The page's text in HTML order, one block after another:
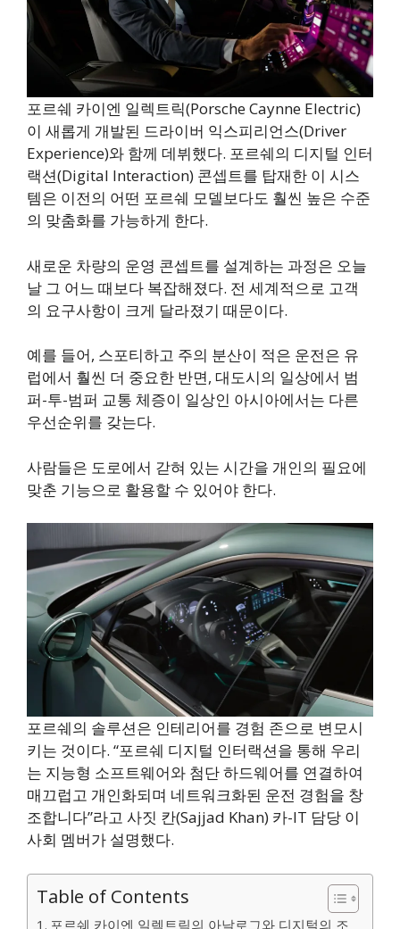
포르쉐 카이엔 일렉트릭(Porsche Caynne Electric)
이 새롭게 개발된 드라이버 익스피리언스(Driver
Experience)와 함께 데뷔했다. 포르쉐의 디지털 인터
랙션(Digital Interaction) 콘셉트를 탑재한 이 시스
템은 이전의 어떤 포르쉐 모델보다도 훨씬 높은 수준
의 맞춤화를 가능하게 한다.
새로운 차량의 운영 콘셉트를 설계하는 과정은 오늘
날 그 어느 때보다 복잡해졌다. 전 세계적으로 고객
의 요구사항이 크게 달라졌기 때문이다.
예를 들어, 스포티하고 주의 분산이 적은 운전은 유
럽에서 훨씬 더 중요한 반면, 대도시의 일상에서 범
퍼-투-범퍼 교통 체증이 일상인 아시아에서는 다른
우선순위를 갖는다.
사람들은 도로에서 갇혀 있는 시간을 개인의 필요에
맞춘 기능으로 활용할 수 있어야 한다.
포르쉐의 솔루션은 인테리어를 경험 존으로 변모시
키는 것이다. “포르쉐 디지털 인터랙션을 통해 우리
는 지능형 소프트웨어와 첨단 하드웨어를 연결하여
매끄럽고 개인화되며 네트워크화된 운전 경험을 창
조합니다”라고 사짓 칸(Sajjad Khan) 카-IT 담당 이
사회 멤버가 설명했다.
Table of Contents
포르쉐 카이엔 일렉트릭의 아날로그와 디지털의 조